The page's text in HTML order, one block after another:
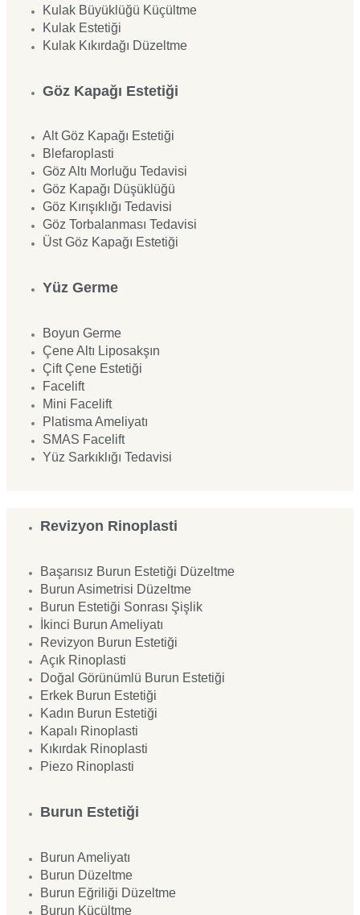
Kulak Büyüklüğü Küçültme
Kulak Estetiği
Kulak Kıkırdağı Düzeltme
Göz Kapağı Estetiği
Alt Göz Kapağı Estetiği
Blefaroplasti
Göz Altı Morluğu Tedavisi
Göz Kapağı Düşüklüğü
Göz Kırışıklığı Tedavisi
Göz Torbalanması Tedavisi
Üst Göz Kapağı Estetiği
Yüz Germe
Boyun Germe
Çene Altı Liposakşın
Çift Çene Estetiği
Facelift
Mini Facelift
Platisma Ameliyatı
SMAS Facelift
Yüz Sarkıklığı Tedavisi
Revizyon Rinoplasti
Başarısız Burun Estetiği Düzeltme
Burun Asimetrisi Düzeltme
Burun Estetiği Sonrası Şişlik
İkinci Burun Ameliyatı
Revizyon Burun Estetiği
Açık Rinoplasti
Doğal Görünümlü Burun Estetiği
Erkek Burun Estetiği
Kadın Burun Estetiği
Kapalı Rinoplasti
Kıkırdak Rinoplasti
Piezo Rinoplasti
Burun Estetiği
Burun Ameliyatı
Burun Düzeltme
Burun Eğriliği Düzeltme
Burun Küçültme